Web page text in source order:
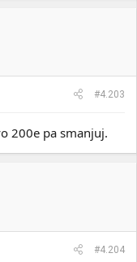
#4.203
200e pa smanjuj.
#4.204